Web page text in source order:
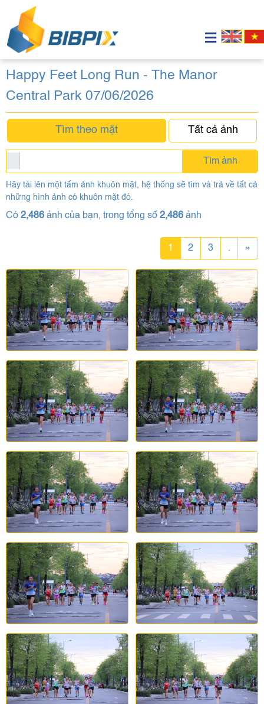
Happy Feet Long Run - The Manor
Central Park 07/06/2026
Tìm theo mặt Tất cả ảnh
Tìm ảnh
Hãy tải lên một tấm ảnh khuôn mặt, hệ thống sẽ tìm và trả về tất cả
những hình ảnh có khuôn mặt đó.
Có 2,486 ảnh của bạn, trong tổng số 2,486 ảnh
1 2 3 . »